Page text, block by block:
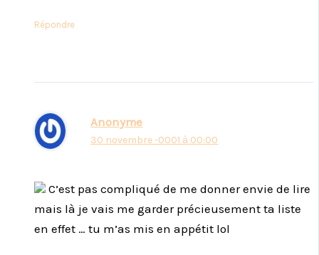
Répondre
Anonyme
30 novembre -0001 à 00:00
C’est pas compliqué de me donner envie de lire
mais là je vais me garder précieusement ta liste
en effet … tu m’as mis en appétit lol